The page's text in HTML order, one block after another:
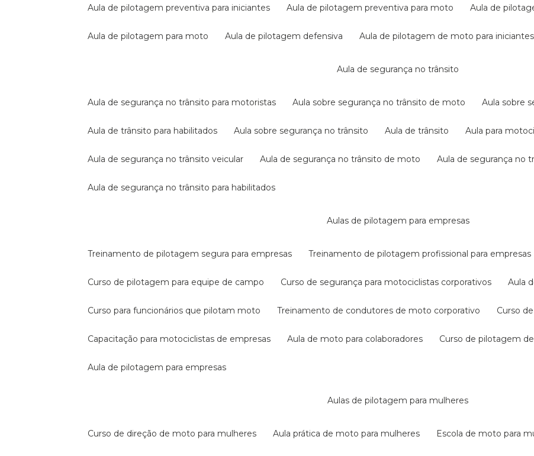
aula de pilotagem preventiva para iniciantes aula de pilotagem preventiva para moto aula de
aula de pilotagem para moto aula de pilotagem defensiva aula de pilotagem de moto para iniciantes
aula de segurança no trânsito
aula de segurança no trânsito para motoristas aula sobre segurança no trânsito de moto aula sobre
aula de trânsito para habilitados aula sobre segurança no trânsito aula de trânsito aula para
aula de segurança no trânsito veicular aula de segurança no trânsito de moto aula de segurança no
aula de segurança no trânsito para habilitados
aulas de pilotagem para empresas
treinamento de pilotagem segura para empresas treinamento de pilotagem profissional para empresas
curso de pilotagem para equipe de campo curso de segurança para motociclistas corporativos aula
curso para funcionários que pilotam moto treinamento de condutores de moto corporativo curso
capacitação para motociclistas de empresas aula de moto para colaboradores curso de pilotagem
aula de pilotagem para empresas
aulas de pilotagem para mulheres
curso de direção de moto para mulheres aula prática de moto para mulheres escola de moto para